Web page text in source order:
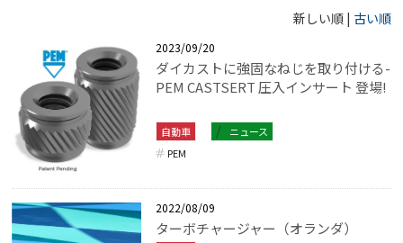
新しい順 | 古い順
2023/09/20
ダイカストに強固なねじを取り付ける-
PEM CASTSERT 圧入インサート 登場!
自動車
ニュース
PEM
2022/08/09
ターボチャージャー（オランダ）